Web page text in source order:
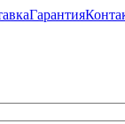
Гарантия